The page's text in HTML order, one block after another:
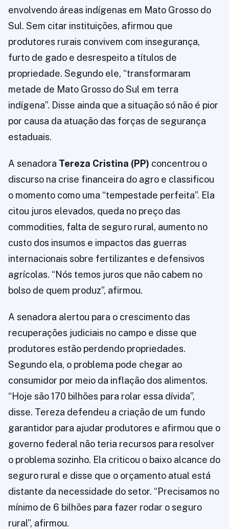
envolvendo áreas indígenas em Mato Grosso do
Sul. Sem citar instituições, afirmou que
produtores rurais convivem com insegurança,
furto de gado e desrespeito a títulos de
propriedade. Segundo ele, “transformaram
metade de Mato Grosso do Sul em terra
indígena”. Disse ainda que a situação só não é pior
por causa da atuação das forças de segurança
estaduais.
A senadora Tereza Cristina (PP) concentrou o
discurso na crise financeira do agro e classificou
o momento como uma “tempestade perfeita”. Ela
citou juros elevados, queda no preço das
commodities, falta de seguro rural, aumento no
custo dos insumos e impactos das guerras
internacionais sobre fertilizantes e defensivos
agrícolas. “Nós temos juros que não cabem no
bolso de quem produz”, afirmou.
A senadora alertou para o crescimento das
recuperações judiciais no campo e disse que
produtores estão perdendo propriedades.
Segundo ela, o problema pode chegar ao
consumidor por meio da inflação dos alimentos.
“Hoje são 170 bilhões para rolar essa dívida”,
disse. Tereza defendeu a criação de um fundo
garantidor para ajudar produtores e afirmou que o
governo federal não teria recursos para resolver
o problema sozinho. Ela criticou o baixo alcance do
seguro rural e disse que o orçamento atual está
distante da necessidade do setor. “Precisamos no
mínimo de 6 bilhões para fazer rodar o seguro
rural”, afirmou.